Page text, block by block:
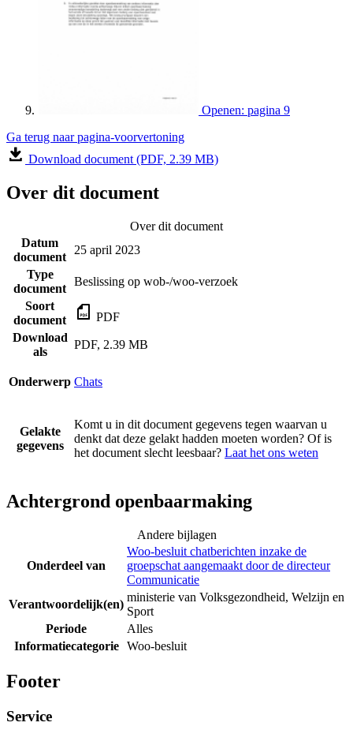
Openen: pagina 9
Ga terug naar pagina-voorvertoning
Download document (PDF, 2.39 MB)
Over dit document
Over dit document
Datum
document
25 april 2023
Type
document
Beslissing op wob-/woo-verzoek
Soort
document
PDF
Download
als
PDF, 2.39 MB
Onderwerp Chats
Gelakte
gegevens
Komt u in dit document gegevens tegen waarvan u
denkt dat deze gelakt hadden moeten worden? Of is
het document slecht leesbaar? Laat het ons weten
Achtergrond openbaarmaking
Andere bijlagen
Onderdeel van
Woo-besluit chatberichten inzake de
groepschat aangemaakt door de directeur
Communicatie
Verantwoordelijk(en)
ministerie van Volksgezondheid, Welzijn en
Sport
Periode
Alles
Informatiecategorie
Woo-besluit
Footer
Service